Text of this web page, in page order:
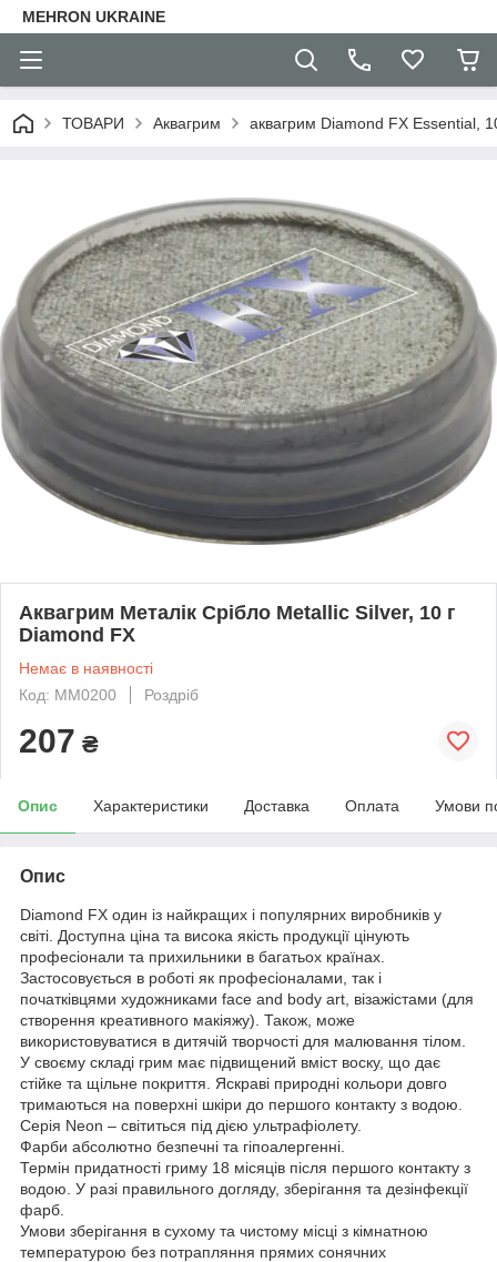
MEHRON UKRAINE
ТОВАРИ Аквагрим аквагрим Diamond FX Essential,
Аквагрим Металік Срібло Metallic Silver, 10 г
Diamond FX
Немає в наявності
Код: MM0200
Роздріб
207 ₴
Опис Характеристики Доставка Оплата Умови
Опис
Diamond FX один із найкращих і популярних виробників у
світі. Доступна ціна та висока якість продукції цінують
професіонали та прихильники в багатьох країнах.
Застосовується в роботі як професіоналами, так і
початківцями художниками face and body art, візажістами (для
створення креативного макіяжу). Також, може
використовуватися в дитячій творчості для малювання тілом.
У своєму складі грим має підвищений вміст воску, що дає
стійке та щільне покриття. Яскраві природні кольори довго
тримаються на поверхні шкіри до першого контакту з водою.
Серія Neon – світиться під дією ультрафіолету.
Фарби абсолютно безпечні та гіпоалергенні.
Термін придатності гриму 18 місяців після першого контакту з
водою. У разі правильного догляду, зберігання та дезінфекції
фарб.
Умови зберігання в сухому та чистому місці з кімнатною
температурою без потрапляння прямих сонячних